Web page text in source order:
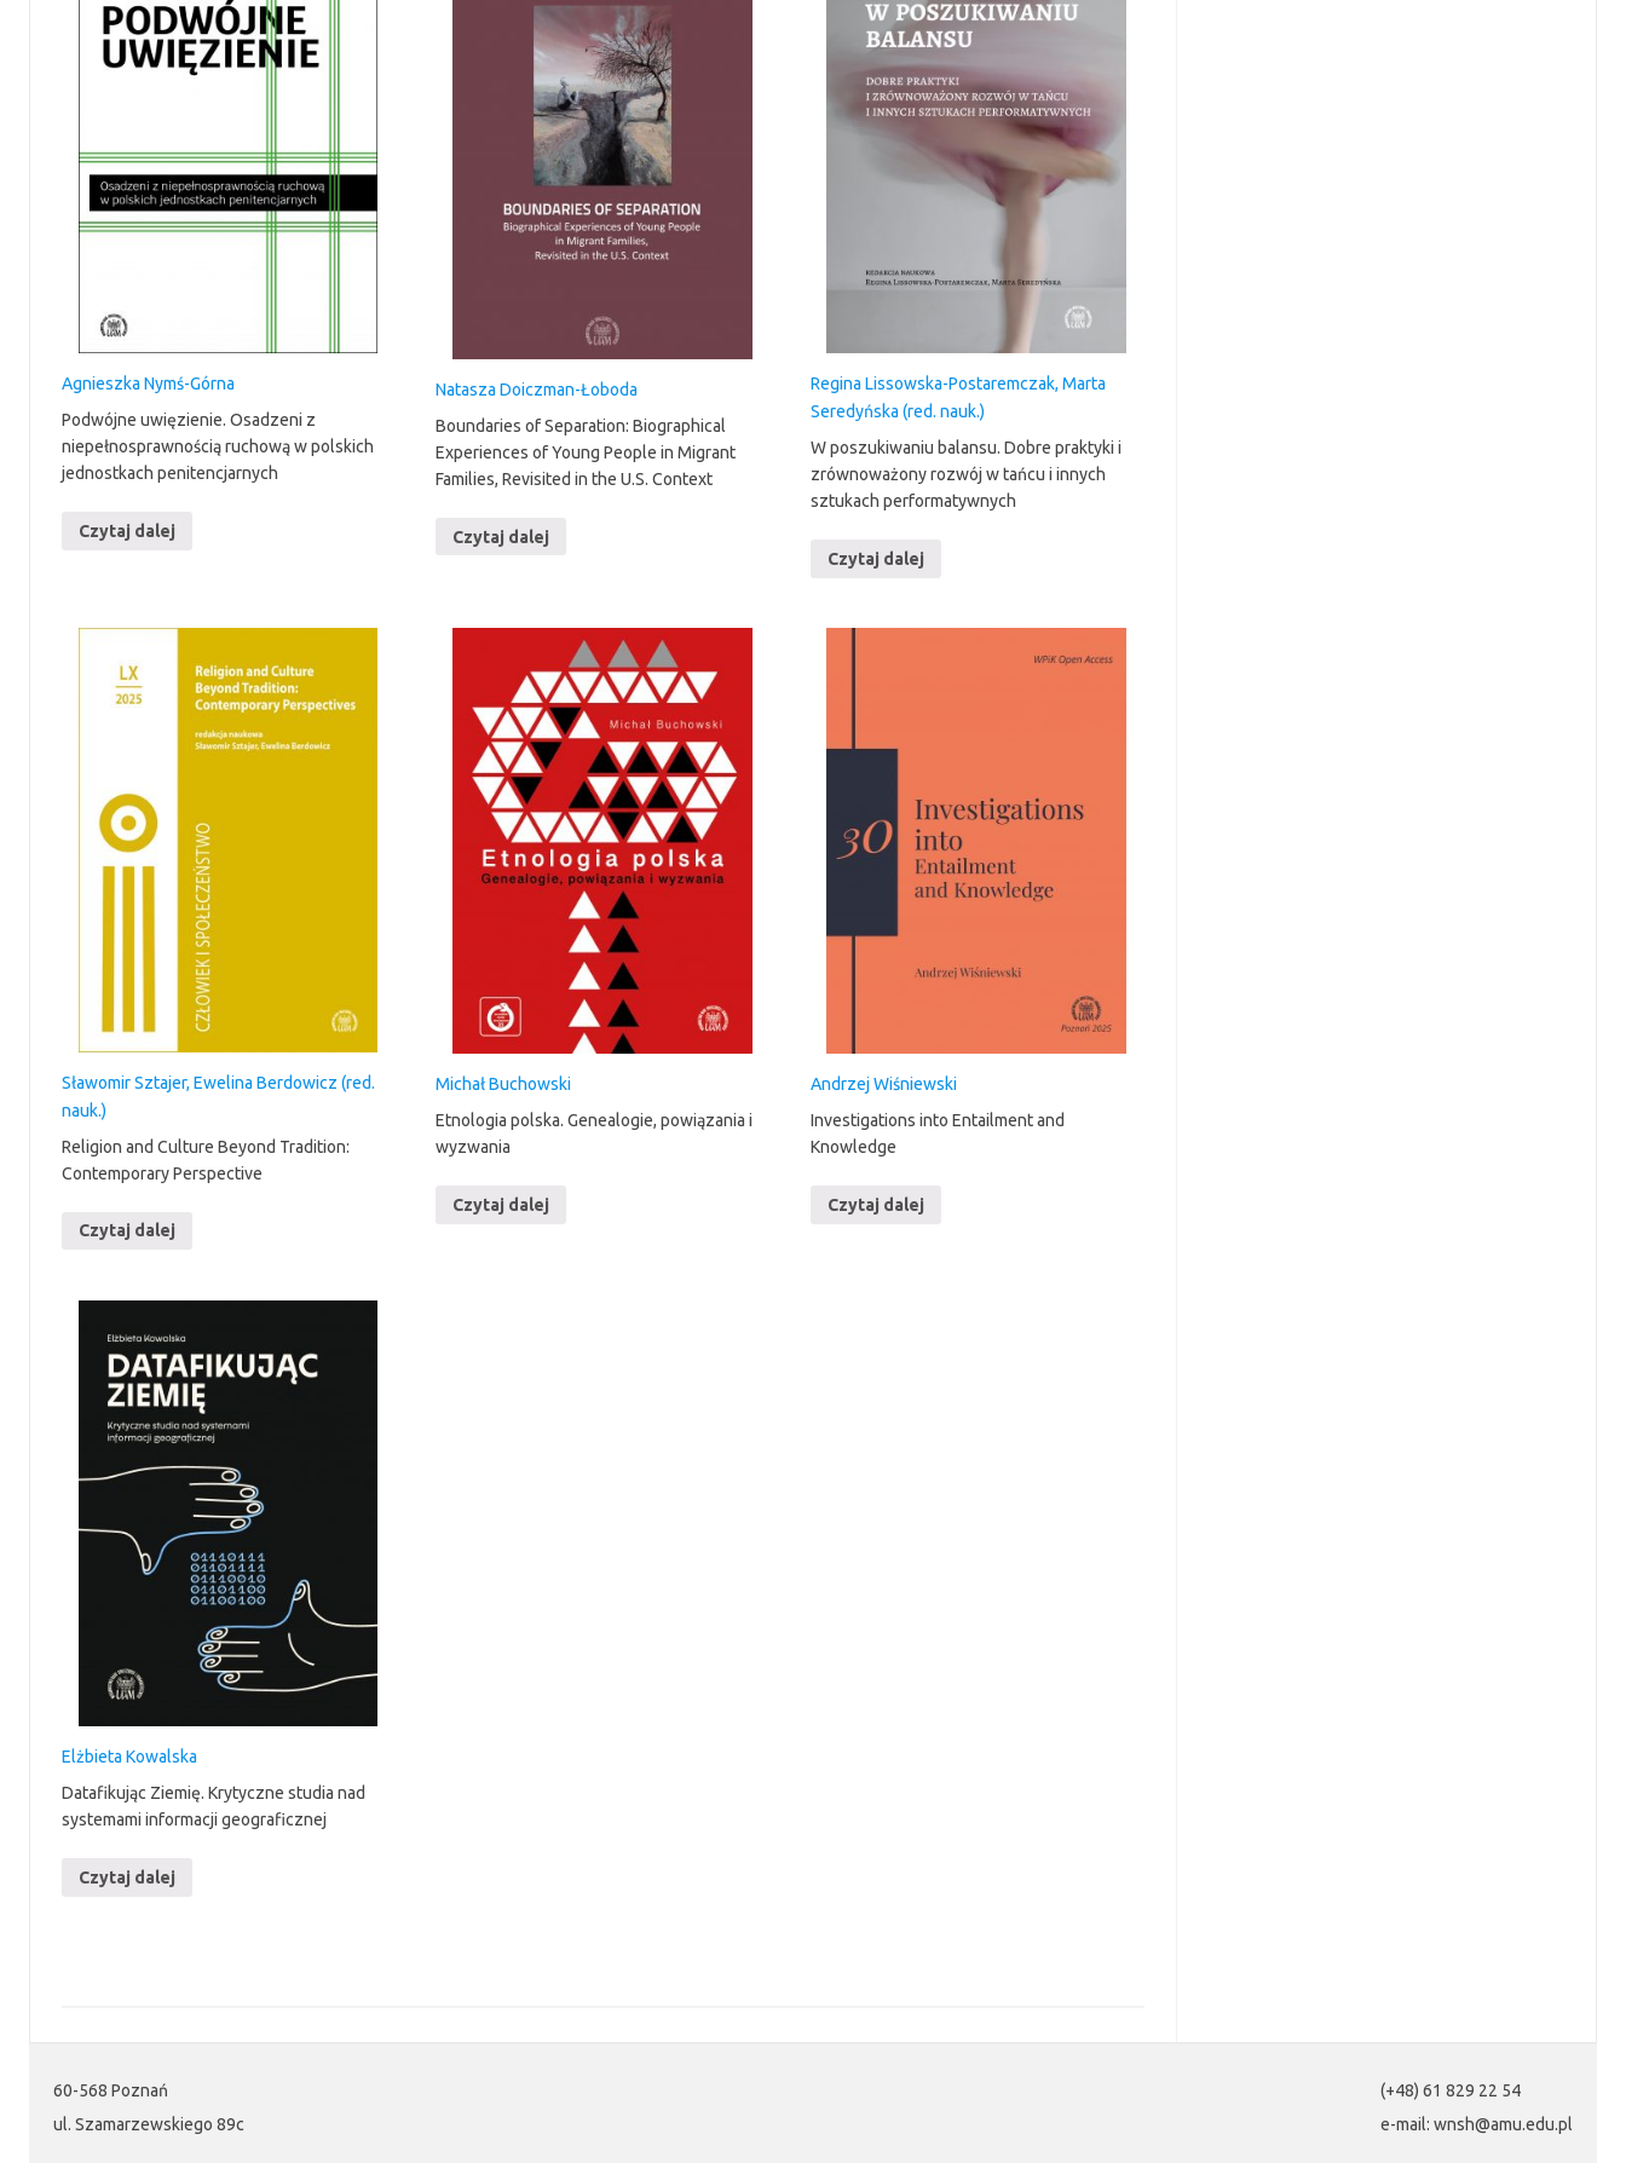
Agnieszka Nymś-Górna
Podwójne uwięzienie. Osadzeni z
niepełnosprawnością ruchową w polskich
jednostkach penitencjarnych
Czytaj dalej
Natasza Doiczman-Łoboda
Boundaries of Separation: Biographical
Experiences of Young People in Migrant
Families, Revisited in the U.S. Context
Czytaj dalej
Regina Lissowska-Postaremczak, Marta
Seredyńska (red. nauk.)
W poszukiwaniu balansu. Dobre praktyki i
zrównoważony rozwój w tańcu i innych
sztukach performatywnych
Czytaj dalej
Sławomir Sztajer, Ewelina Berdowicz (red.
nauk.)
Religion and Culture Beyond Tradition:
Contemporary Perspective
Czytaj dalej
Michał Buchowski
Etnologia polska. Genealogie, powiązania i
wyzwania
Czytaj dalej
Andrzej Wiśniewski
Investigations into Entailment and
Knowledge
Czytaj dalej
Elżbieta Kowalska
Datafikując Ziemię. Krytyczne studia nad
systemami informacji geograficznej
Czytaj dalej
60-568 Poznań
ul. Szamarzewskiego 89c
(+48) 61 829 22 54
e-mail: wnsh@amu.edu.pl